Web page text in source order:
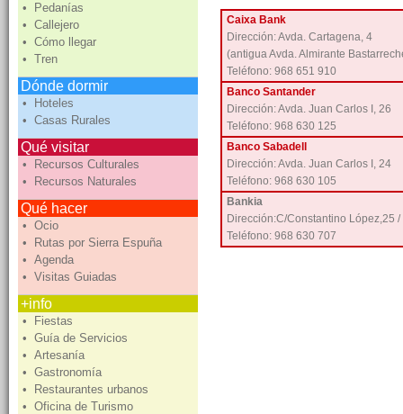
• Pedanías
• Callejero
• Cómo llegar
• Tren
Dónde dormir
• Hoteles
• Casas Rurales
Qué visitar
• Recursos Culturales
• Recursos Naturales
Qué hacer
• Ocio
• Rutas por Sierra Espuña
• Agenda
• Visitas Guiadas
+info
• Fiestas
• Guía de Servicios
• Artesanía
• Gastronomía
• Restaurantes urbanos
• Oficina de Turismo
Caixa Bank
Dirección: Avda. Cartagena, 4
(antigua Avda. Almirante
Teléfono: 968 651 910
Banco Santander
Dirección: Avda. Juan Carlos I, 26
Teléfono: 968 630 125
Banco Sabadell
Dirección: Avda. Juan Carlos I, 24
Teléfono: 968 630 105
Bankia
Dirección:C/Constantino López,25 /
Teléfono: 968 630 707